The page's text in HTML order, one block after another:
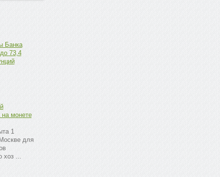
Банка
73,4
на монете
1
для
хоз ...